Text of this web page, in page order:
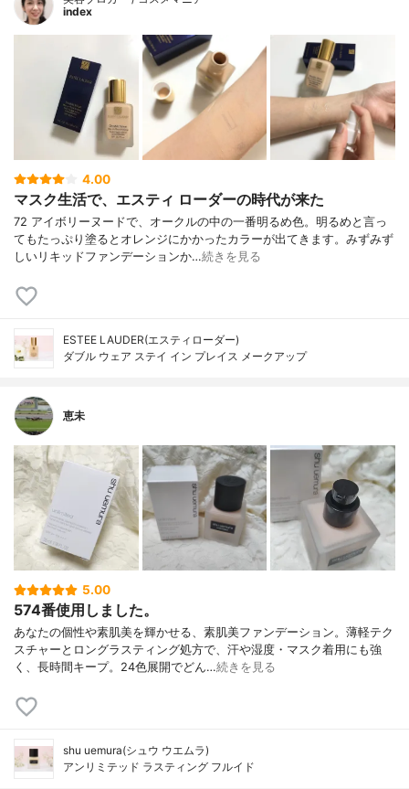
index
4.00
マスク生活で、エスティ ローダーの時代が来た
72 アイボリーヌードで、オークルの中の一番明るめ色。明るめと言っ
てもたっぷり塗るとオレンジにかかったカラーが出てきます。みずみず
しいリキッドファンデーションか…続きを見る
ESTEE LAUDER(エスティローダー)
ダブル ウェア ステイ イン プレイス メークアップ
恵未
5.00
574番使用しました。
あなたの個性や素肌美を輝かせる、素肌美ファンデーション。薄軽テク
スチャーとロングラスティング処方で、汗や湿度・マスク着用にも強
く、長時間キープ。24色展開でどん…続きを見る
shu uemura(シュウ ウエムラ)
アンリミテッド ラスティング フルイド